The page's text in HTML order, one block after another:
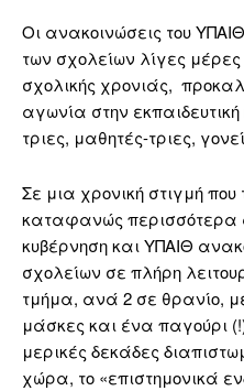
Οι ανακοινώσεις του
των σχολείων λίγες
σχολικής χρονιάς,
αγωνία στην
τριες, μαθητές-τριες,
Σε μια χρονική στιγμή
καταφανώς περισσότερα
κυβέρνηση και ΥΠΑΙΘ
σχολείων σε πλήρη
τμήμα, ανά 2 σε θρανίο,
μάσκες και ένα παγούρι
μερικές δεκάδες
χώρα, το «επιστημονικά